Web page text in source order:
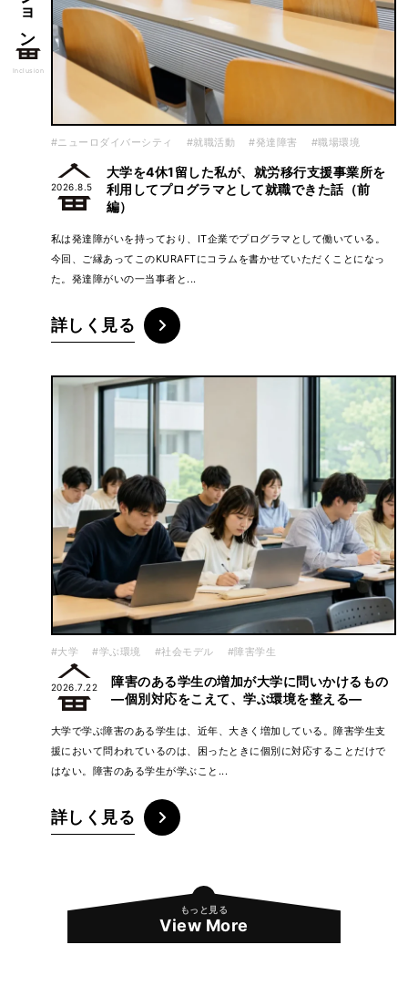
Inclusion
2026.8.5
大学を4休1留した私が、就労移行支援事業所を
利用してプログラマとして就職できた話（前
編）
私は発達障がいを持っており、IT企業でプログラマとして働いている。
今回、ご縁あってこのKURAFTにコラムを書かせていただくことになっ
た。発達障がいの一当事者と...
詳しく見る
#ニューロダイバーシティ #就職活動 #発達障害 #職場環境
2026.7.22
障害のある学生の増加が大学に問いかけるもの
―個別対応をこえて、学ぶ環境を整える―
大学で学ぶ障害のある学生は、近年、大きく増加している。障害学生支
援において問われているのは、困ったときに個別に対応することだけで
はない。障害のある学生が学ぶこと...
詳しく見る
#大学 #学ぶ環境 #社会モデル #障害学生
もっと見る
View More